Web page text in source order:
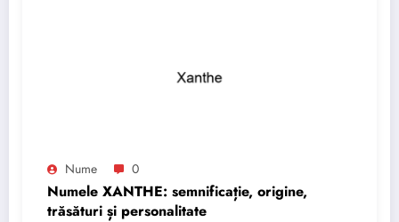
Nume 0
Numele XANTHE: semnificație, origine,
trăsături și personalitate